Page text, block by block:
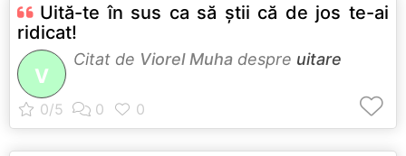
Uită-te în sus ca să ştii că de jos te-ai
ridicat!
V
Citat de Viorel Muha despre uitare